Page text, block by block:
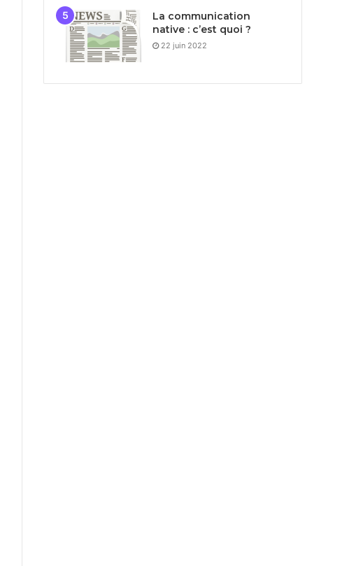
La communication
native : c’est quoi ?
22 juin 2022